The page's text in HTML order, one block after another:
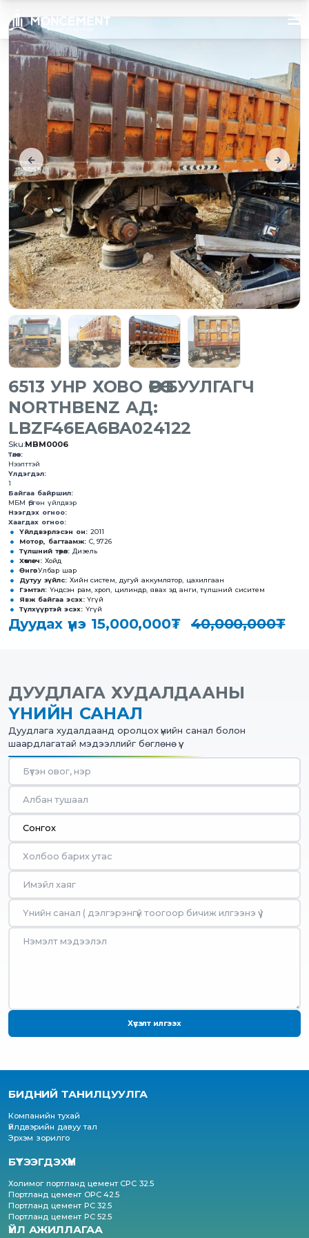
6513 УНР ХОВО ӨӨРӨӨ БУУЛГАГЧ
NORTHBENZ АД:
LBZF46EA6BA024122
Sku:MBM0006
Төлөв:
Нээлттэй
Үлдэгдэл:
1
Байгаа байршил:
МБМ Өргөн үйлдвэр
Нээгдэх огноо:
Хаагдах огноо:
Үйлдвэрлэсэн он:2011
Мотор, багтаамж:С, 9726
Түлшний төрөл:Дизель
Хөтлөгч: Хойд
Өнгө:Улбар шар
Дутуу зүйлс:Хийн систем, дугуй аккумлятор, цахилгаан
Гэмтэл: Үндсэн рам, хроп, цилиндр, явах эд анги, түлшний сиситем
Явж байгаа эсэх:Үгүй
Түлхүүртэй эсэх:Үгүй
Дуудах үнэ 15,000,000₮ 40,000,000₮
ДУУДЛАГА ХУДАЛДААНЫ
ҮНИЙН САНАЛ
Дуудлага худалдаанд оролцох үнийн санал болон
шаардлагатай мэдээллийг бөглөнө үү.
Хүсэлт илгээх
БИДНИЙ ТАНИЛЦУУЛГА
Компанийн тухай
Үйлдвэрийн давуу тал
Эрхэм зорилго
БҮТЭЭГДЭХҮҮН
Холимог портланд цемент CPC 32.5
Портланд цемент OPC 42.5
Портланд цемент PC 32.5
Портланд цемент PC 52.5
ҮЙЛ АЖИЛЛАГАА